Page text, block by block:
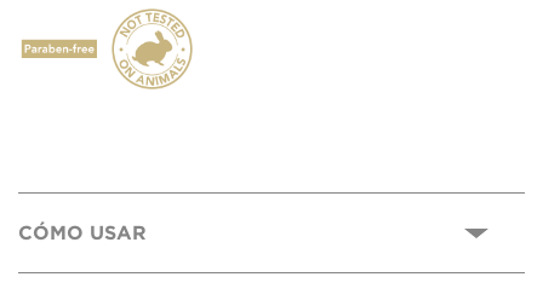
CÓMO USAR